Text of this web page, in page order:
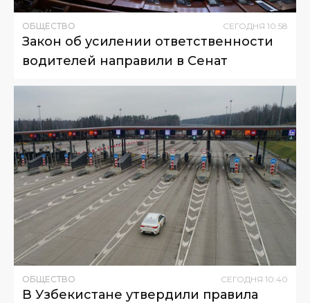
ОБЩЕСТВО СЕГОДНЯ 10:58
Закон об усилении ответственности
водителей направили в Сенат
ОБЩЕСТВО СЕГОДНЯ 10:40
В Узбекистане утвердили правила